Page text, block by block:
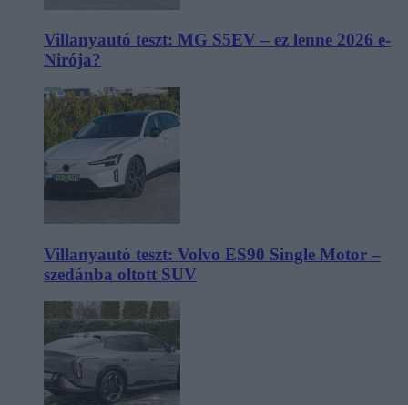
Villanyautó teszt: MG S5EV – ez lenne 2026 e-
Nirója?
Villanyautó teszt: Volvo ES90 Single Motor –
szedánba oltott SUV